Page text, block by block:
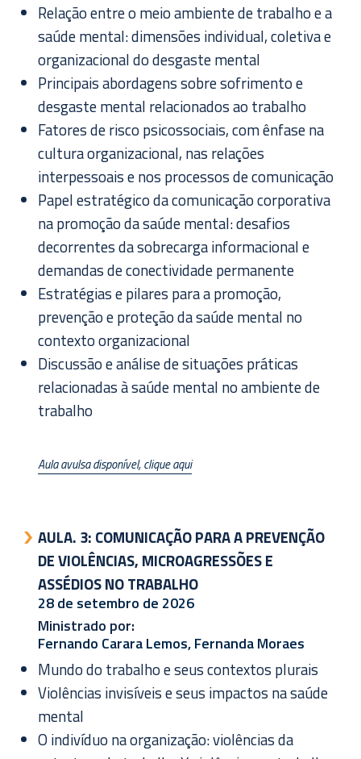
Relação entre o meio ambiente de trabalho e a
saúde mental: dimensões individual, coletiva e
organizacional do desgaste mental
Principais abordagens sobre sofrimento e
desgaste mental relacionados ao trabalho
Fatores de risco psicossociais, com ênfase na
cultura organizacional, nas relações
interpessoais e nos processos de comunicação
Papel estratégico da comunicação corporativa
na promoção da saúde mental: desafios
decorrentes da sobrecarga informacional e
demandas de conectividade permanente
Estratégias e pilares para a promoção,
prevenção e proteção da saúde mental no
contexto organizacional
Discussão e análise de situações práticas
relacionadas à saúde mental no ambiente de
trabalho
Aula avulsa disponível, clique aqui
AULA. 3: COMUNICAÇÃO PARA A PREVENÇÃO
DE VIOLÊNCIAS, MICROAGRESSÕES E
ASSÉDIOS NO TRABALHO
28 de setembro de 2026
Ministrado por:
Fernando Carara Lemos, Fernanda Moraes
Mundo do trabalho e seus contextos plurais
Violências invisíveis e seus impactos na saúde
mental
O indivíduo na organização: violências da